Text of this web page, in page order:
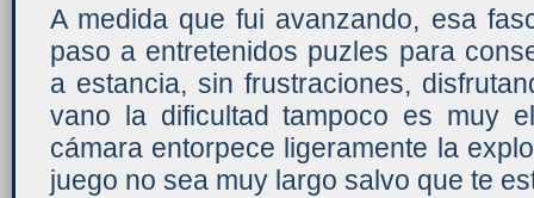
A medida que fui avanzando, esa
paso a entretenidos puzles para
a estancia, sin frustraciones,
vano la dificultad tampoco es muy
cámara entorpece ligeramente la
juego no sea muy largo salvo que te